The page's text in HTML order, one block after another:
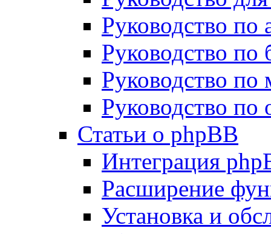
Руководство
Руководство по
Руководство
Руководство
Статьи о phpBB
Интеграция
Расширение
Установка и